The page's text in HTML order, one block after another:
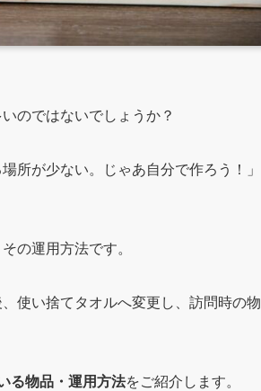
のではないでしょうか？
所が少ない。じゃあ自分で作ろう！」
の運用方法です。
使い捨てタオルへ変更し、訪問時の物
る物品・運用方法をご紹介します。